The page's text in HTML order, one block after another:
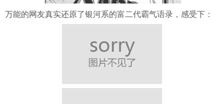
万能的网友真实还原了银河系的富二代霸气语录，感受下：